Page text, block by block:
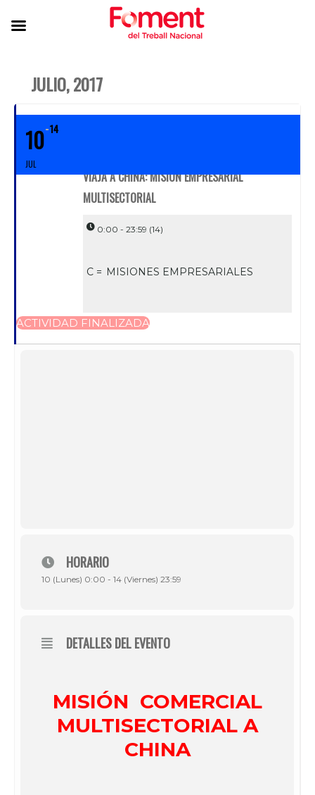
JULIO, 2017
10
JUL
14
VIAJA A CHINA: MISIÓN EMPRESARIAL
MULTISECTORIAL
0:00 - 23:59 (14)
C = MISIONES EMPRESARIALES
ACTIVIDAD FINALIZADA
HORARIO
10 (Lunes) 0:00 - 14 (Viernes) 23:59
DETALLES DEL EVENTO
MISIÓN COMERCIAL
MULTISECTORIAL A
CHINA